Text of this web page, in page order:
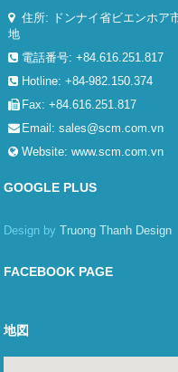
住所: ドンナイ省ビエンホア
地
電話番号: +84.616.251.817
Hotline: +84-982.150.374
Fax: +84.616.251.817
Email:sales@scm.com.vn
Website:www.scm.com.vn
GOOGLE PLUS
Design byTruong Thanh Design
FACEBOOK PAGE
地図